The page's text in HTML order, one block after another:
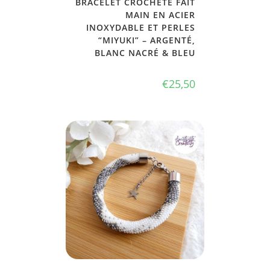
MAIN EN ACIER
INOXYDABLE ET PERLES
“MIYUKI” – ARGENTÉ,
BLANC NACRÉ & BLEU
€25,50